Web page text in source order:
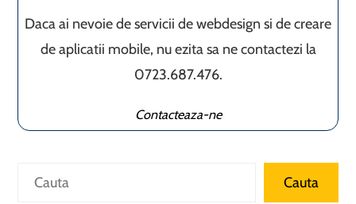
Daca ai nevoie de servicii de webdesign si de creare
de aplicatii mobile, nu ezita sa ne contactezi la
0723.687.476.
Contacteaza-ne
Caută Cauta